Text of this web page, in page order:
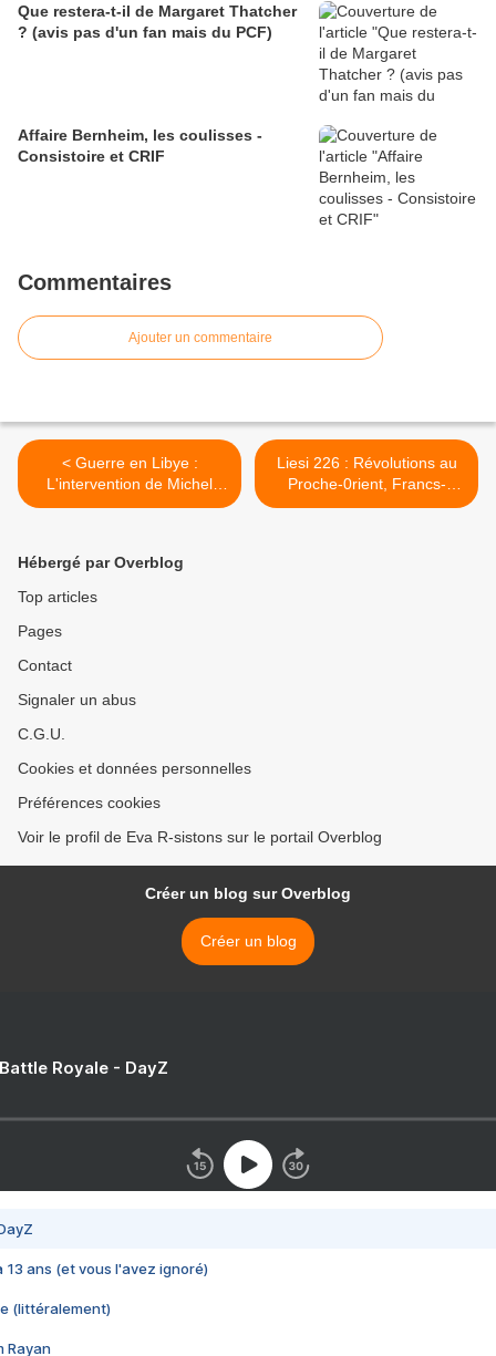
Que restera-t-il de Margaret Thatcher
? (avis pas d'un fan mais du PCF)
Affaire Bernheim, les coulisses -
Consistoire et CRIF
Commentaires
Ajouter un commentaire
< Guerre en Libye :
L'intervention de Michel
Collon (Ce Soir ou jamais,
Liesi 226 : Révolutions au
Proche-0rient, Francs-
maçons, Finance islamique
Hébergé par Overblog
Top articles
Pages
Contact
Signaler un abus
C.G.U.
Cookies et données personnelles
Préférences cookies
Voir le profil de Eva R-sistons sur le portail Overblog
Créer un blog sur Overblog
Créer un blog
Royale - DayZ
13 ans (et vous l'avez ignoré)
(littéralement)
Rayan